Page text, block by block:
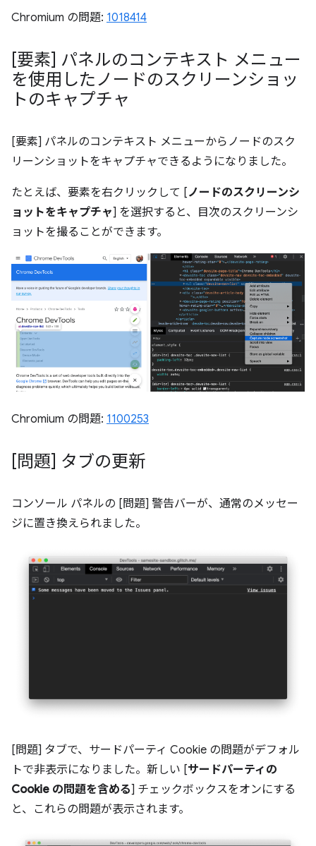
Chromium の問題: 1018414
[要素] パネルのコンテキスト メニュー
を使用したノードのスクリーンショッ
トのキャプチャ
[要素] パネルのコンテキスト メニューからノードのスク
リーンショットをキャプチャできるようになりました。
たとえば、要素を右クリックして [ノードのスクリーンシ
ョットをキャプチャ] を選択すると、目次のスクリーンシ
ョットを撮ることができます。
Chromium の問題: 1100253
[問題] タブの更新
コンソール パネルの [問題] 警告バーが、通常のメッセー
ジに置き換えられました。
[問題] タブで、サードパーティ Cookie の問題がデフォル
トで非表示になりました。新しい [サードパーティの
Cookie の問題を含める] チェックボックスをオンにする
と、これらの問題が表示されます。